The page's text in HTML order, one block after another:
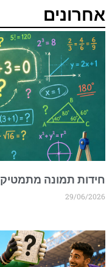
אחרונים
חידות תמונה מתמטיקה
29/06/2026